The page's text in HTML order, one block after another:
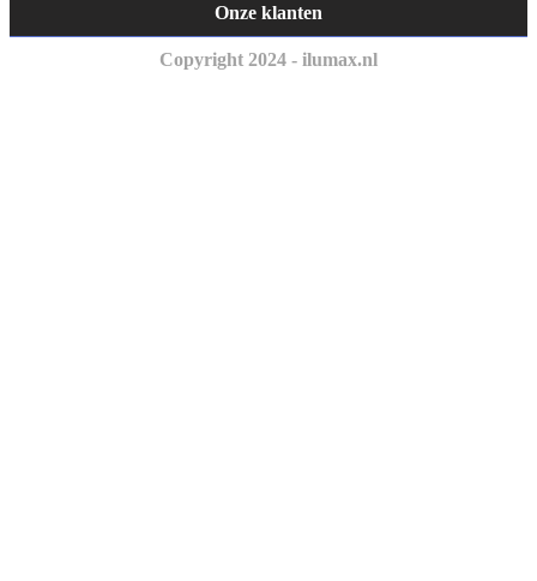
Onze klanten
Copyright 2024 - ilumax.nl